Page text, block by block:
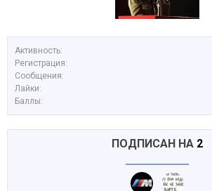
Активность:
Регистрация:
Сообщения:
Лайки:
Баллы:
ПОДПИСАН НА 2